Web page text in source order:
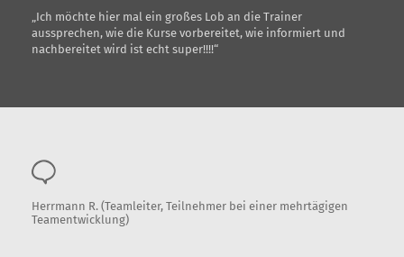
„Ich möchte hier mal ein großes Lob an die Trainer
aussprechen, wie die Kurse vorbereitet, wie informiert und
nachbereitet wird ist echt super!!!!“
Herrmann R. (Teamleiter, Teilnehmer bei einer mehrtägigen
Teamentwicklung)